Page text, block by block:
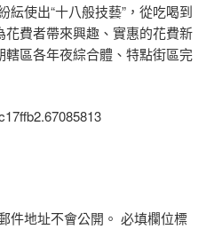
紜使出“十八般技藝”，從吃喝到
花費者帶來興趣、實惠的花費新
轄區各年夜綜合體、特點街區完
件地址不會公開。 必填欄位標